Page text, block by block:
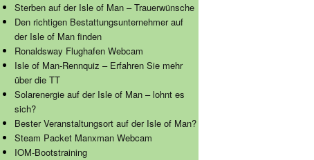
Sterben auf der Isle of Man – Trauerwünsche
Den richtigen Bestattungsunternehmer auf
der Isle of Man finden
Ronaldsway Flughafen Webcam
Isle of Man-Rennquiz – Erfahren Sie mehr
über die TT
Solarenergie auf der Isle of Man – lohnt es
sich?
Bester Veranstaltungsort auf der Isle of Man?
Steam Packet Manxman Webcam
IOM-Bootstraining